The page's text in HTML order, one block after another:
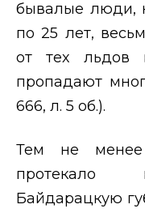
бывалые люди,
по 25 лет,
от тех льдов
пропадают
666, л. 5 об.).
Тем не менее
протекало
Байдарацкую